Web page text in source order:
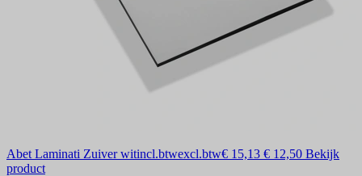
Abet Laminati Zuiver witincl.btwexcl.btw€ 15,13 € 12,50 Bekijk
product